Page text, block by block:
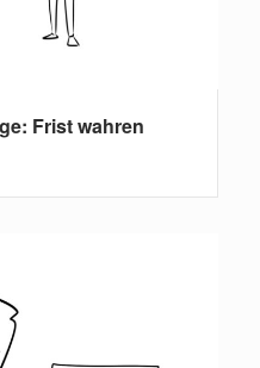
Frist wahren